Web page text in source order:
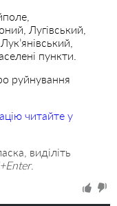
Лугівський,
пункти.
руйнування
читайте у
виділіть
.